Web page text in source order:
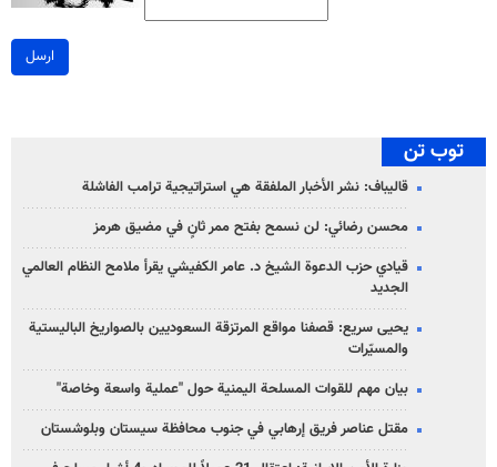
ارسل
توب تن
قاليباف: نشر الأخبار الملفقة هي استراتيجية ترامب الفاشلة
محسن رضائي: لن نسمح بفتح ممر ثانٍ في مضيق هرمز
قيادي حزب الدعوة الشيخ د. عامر الكفيشي يقرأ ملامح النظام العالمي
الجديد
يحيى سريع: قصفنا مواقع المرتزقة السعوديين بالصواريخ الباليستية
والمسيّرات
بيان مهم للقوات المسلحة اليمنية حول "عملية واسعة وخاصة"
مقتل عناصر فريق إرهابي في جنوب محافظة سيستان وبلوشستان